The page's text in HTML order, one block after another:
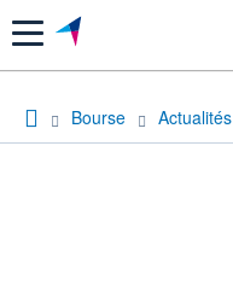
Menu
Bourse Actualités